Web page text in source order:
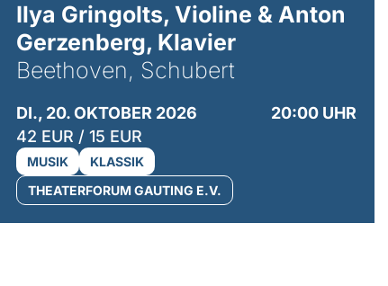
Ilya Gringolts, Violine & Anton
Gerzenberg, Klavier
Beethoven, Schubert
DI., 20. OKTOBER 2026
20:00 UHR
42 EUR / 15 EUR
MUSIK
KLASSIK
THEATERFORUM GAUTING E.V.